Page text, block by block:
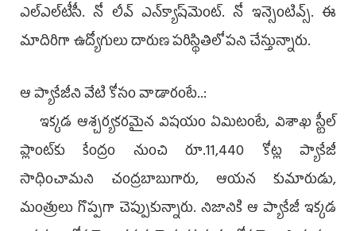
ఎల్‌ఎల్‌టీసీ. నో లీవ్‌ ఎన్‌క్యాష్‌మెంట్‌. నో ఇన్సెంటివ్స్‌. ఈ
మాదిరిగా ఉద్యోగులు దారుణ పరిస్థితిలో పని చేస్తున్నారు.
ఆ ప్యాకేజీని వేటి కోసం వాడారంటే..:
ఇక్కడ ఆశ్చర్యకరమైన విషయం ఏమిటంటే, విశాఖ స్టీల్‌
ప్లాంట్‌కు కేంద్రం నుంచి రూ.11,440 కోట్ల ప్యాకేజీ
సాధించామని చంద్రబాబుగారు, ఆయన కుమారుడు,
మంత్రులు గొప్పగా చెప్పుకున్నారు. నిజానికి ఆ ప్యాకేజీ ఇక్కడ